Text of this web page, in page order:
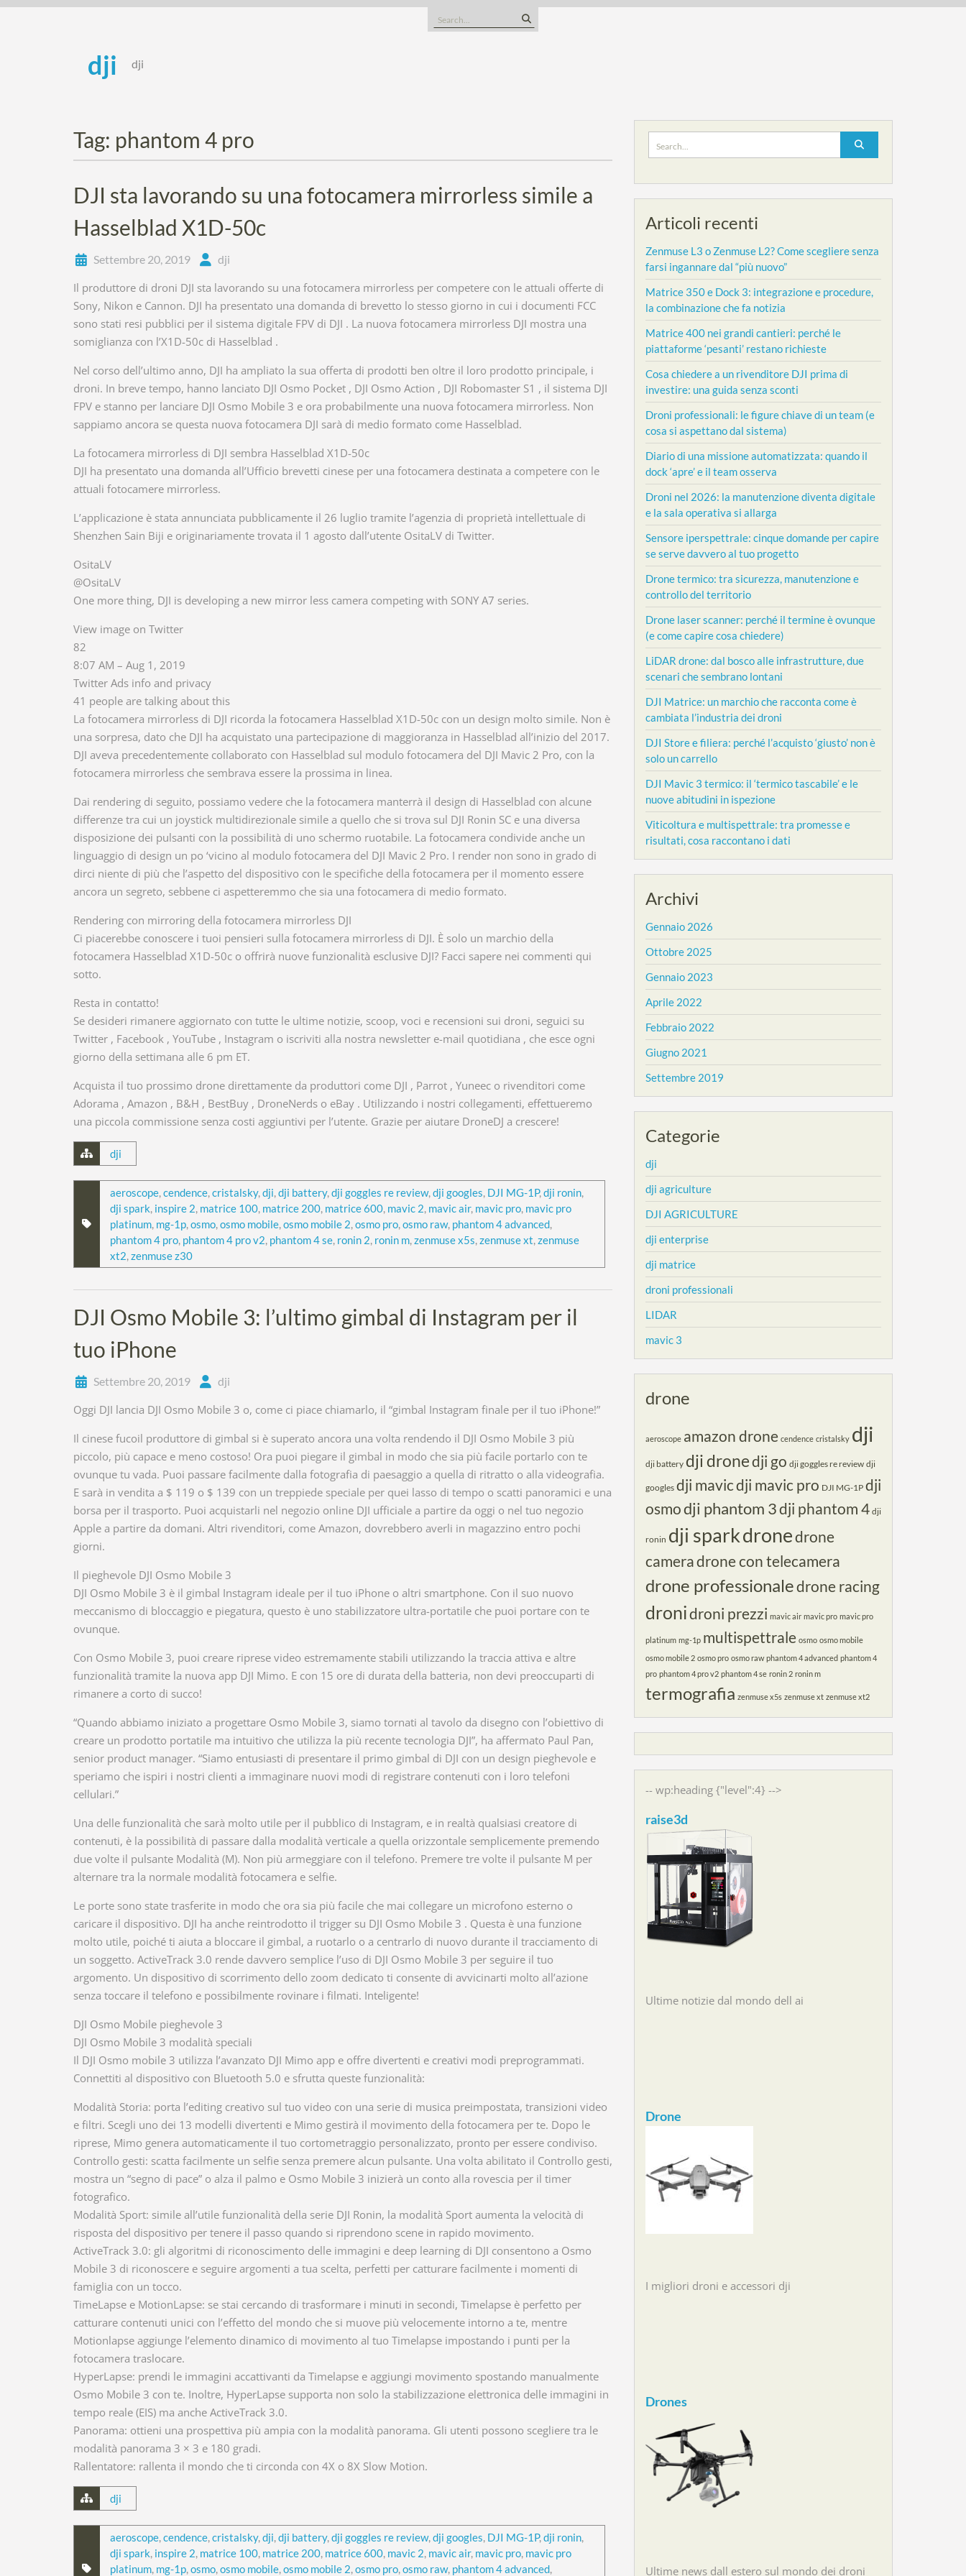
Skip
Search
for:
dji dji
Tag: phantom 4 pro
DJI sta lavorando su una fotocamera mirrorless simile a
Hasselblad X1D-50c
Settembre 20, 2019 dji
Il produttore di droni DJI sta lavorando su una fotocamera mirrorless per competere con le attuali offerte di
Sony, Nikon e Cannon. DJI ha presentato una domanda di brevetto lo stesso giorno in cui i documenti FCC
sono stati resi pubblici per il sistema digitale FPV di DJI . La nuova fotocamera mirrorless DJI mostra una
somiglianza con l’X1D-50c di Hasselblad .
Nel corso dell’ultimo anno, DJI ha ampliato la sua offerta di prodotti ben oltre il loro prodotto principale, i
droni. In breve tempo, hanno lanciato DJI Osmo Pocket , DJI Osmo Action , DJI Robomaster S1 , il sistema DJI
FPV e stanno per lanciare DJI Osmo Mobile 3 e ora probabilmente una nuova fotocamera mirrorless. Non
sappiamo ancora se questa nuova fotocamera DJI sarà di medio formato come Hasselblad.
La fotocamera mirrorless di DJI sembra Hasselblad X1D-50c
DJI ha presentato una domanda all’Ufficio brevetti cinese per una fotocamera destinata a competere con le
attuali fotocamere mirrorless.
L’applicazione è stata annunciata pubblicamente il 26 luglio tramite l’agenzia di proprietà intellettuale di
Shenzhen Sain Biji e originariamente trovata il 1 agosto dall’utente OsitaLV di Twitter.
OsitaLV
@OsitaLV
One more thing, DJI is developing a new mirror less camera competing with SONY A7 series.
View image on Twitter
82
8:07 AM – Aug 1, 2019
Twitter Ads info and privacy
41 people are talking about this
La fotocamera mirrorless di DJI ricorda la fotocamera Hasselblad X1D-50c con un design molto simile. Non è
una sorpresa, dato che DJI ha acquistato una partecipazione di maggioranza in Hasselblad all’inizio del 2017.
DJI aveva precedentemente collaborato con Hasselblad sul modulo fotocamera del DJI Mavic 2 Pro, con la
fotocamera mirrorless che sembrava essere la prossima in linea.
Dai rendering di seguito, possiamo vedere che la fotocamera manterrà il design di Hasselblad con alcune
differenze tra cui un joystick multidirezionale simile a quello che si trova sul DJI Ronin SC e una diversa
disposizione dei pulsanti con la possibilità di uno schermo ruotabile. La fotocamera condivide anche un
linguaggio di design un po ‘vicino al modulo fotocamera del DJI Mavic 2 Pro. I render non sono in grado di
dirci niente di più che l’aspetto del dispositivo con le specifiche della fotocamera per il momento essere
ancora un segreto, sebbene ci aspetteremmo che sia una fotocamera di medio formato.
Rendering con mirroring della fotocamera mirrorless DJI
Ci piacerebbe conoscere i tuoi pensieri sulla fotocamera mirrorless di DJI. È solo un marchio della
fotocamera Hasselblad X1D-50c o offrirà nuove funzionalità esclusive DJI? Facci sapere nei commenti qui
sotto.
Resta in contatto!
Se desideri rimanere aggiornato con tutte le ultime notizie, scoop, voci e recensioni sui droni, seguici su
Twitter , Facebook , YouTube , Instagram o iscriviti alla nostra newsletter e-mail quotidiana , che esce ogni
giorno della settimana alle 6 pm ET.
Acquista il tuo prossimo drone direttamente da produttori come DJI , Parrot , Yuneec o rivenditori come
Adorama , Amazon , B&H , BestBuy , DroneNerds o eBay . Utilizzando i nostri collegamenti, effettueremo
una piccola commissione senza costi aggiuntivi per l’utente. Grazie per aiutare DroneDJ a crescere!
dji
aeroscope,cendence,cristalsky,dji,dji battery,dji goggles re review,dji googles, DJI MG-1P,dji ronin,
dji spark, inspire 2, matrice 100, matrice 200, matrice 600, mavic 2, mavic air, mavic pro, mavic pro
platinum, mg-1p,osmo,osmo mobile,osmo mobile 2,osmo pro,osmo raw, phantom 4 advanced,
phantom 4 pro, phantom 4 pro v2, phantom 4 se, ronin 2, ronin m,zenmuse x5s,zenmuse xt,zenmuse
xt2,zenmuse z30
DJI Osmo Mobile 3: l’ultimo gimbal di Instagram per il
tuo iPhone
Settembre 20, 2019 dji
Oggi DJI lancia DJI Osmo Mobile 3 o, come ci piace chiamarlo, il “gimbal Instagram finale per il tuo iPhone!”
Il cinese fucoil produttore di gimbal si è superato ancora una volta rendendo il DJI Osmo Mobile 3 più
piccolo, più capace e meno costoso! Ora puoi piegare il gimbal in modo che sia più facile portarlo con te
ovunque tu vada. Puoi passare facilmente dalla fotografia di paesaggio a quella di ritratto o alla videografia.
E sarà in vendita a $ 119 o $ 139 con un treppiede speciale per quei lasso di tempo o scatti panoramici e una
borsa per il trasporto. Puoi acquistarli nel negozio online DJI ufficiale a partire da oggi o nel tuo negozio
Apple a partire da domani. Altri rivenditori, come Amazon, dovrebbero averli in magazzino entro pochi
giorni.
Il pieghevole DJI Osmo Mobile 3
DJI Osmo Mobile 3 è il gimbal Instagram ideale per il tuo iPhone o altri smartphone. Con il suo nuovo
meccanismo di bloccaggio e piegatura, questo è uno stabilizzatore ultra-portatile che puoi portare con te
ovunque.
Con Osmo Mobile 3, puoi creare riprese video estremamente stabili utilizzando la traccia attiva e altre
funzionalità tramite la nuova app DJI Mimo. E con 15 ore di durata della batteria, non devi preoccuparti di
rimanere a corto di succo!
“Quando abbiamo iniziato a progettare Osmo Mobile 3, siamo tornati al tavolo da disegno con l’obiettivo di
creare un prodotto portatile ma intuitivo che utilizza la più recente tecnologia DJI”, ha affermato Paul Pan,
senior product manager. “Siamo entusiasti di presentare il primo gimbal di DJI con un design pieghevole e
speriamo che ispiri i nostri clienti a immaginare nuovi modi di registrare contenuti con i loro telefoni
cellulari.”
Una delle funzionalità che sarà molto utile per il pubblico di Instagram, e in realtà qualsiasi creatore di
contenuti, è la possibilità di passare dalla modalità verticale a quella orizzontale semplicemente premendo
due volte il pulsante Modalità (M). Non più armeggiare con il telefono. Premere tre volte il pulsante M per
alternare tra la normale modalità fotocamera e selfie.
Le porte sono state trasferite in modo che ora sia più facile che mai collegare un microfono esterno o
caricare il dispositivo. DJI ha anche reintrodotto il trigger su DJI Osmo Mobile 3 . Questa è una funzione
molto utile, poiché ti aiuta a bloccare il gimbal, a ruotarlo o a centrarlo di nuovo durante il tracciamento di
un soggetto. ActiveTrack 3.0 rende davvero semplice l’uso di DJI Osmo Mobile 3 per seguire il tuo
argomento. Un dispositivo di scorrimento dello zoom dedicato ti consente di avvicinarti molto all’azione
senza toccare il telefono e possibilmente rovinare i filmati. Inteligente!
DJI Osmo Mobile pieghevole 3
DJI Osmo Mobile 3 modalità speciali
Il DJI Osmo mobile 3 utilizza l’avanzato DJI Mimo app e offre divertenti e creativi modi preprogrammati.
Connettiti al dispositivo con Bluetooth 5.0 e sfrutta queste funzionalità:
Modalità Storia: porta l’editing creativo sul tuo video con una serie di musica preimpostata, transizioni video
e filtri. Scegli uno dei 13 modelli divertenti e Mimo gestirà il movimento della fotocamera per te. Dopo le
riprese, Mimo genera automaticamente il tuo cortometraggio personalizzato, pronto per essere condiviso.
Controllo gesti: scatta facilmente un selfie senza premere alcun pulsante. Una volta abilitato il Controllo gesti,
mostra un “segno di pace” o alza il palmo e Osmo Mobile 3 inizierà un conto alla rovescia per il timer
fotografico.
Modalità Sport: simile all’utile funzionalità della serie DJI Ronin, la modalità Sport aumenta la velocità di
risposta del dispositivo per tenere il passo quando si riprendono scene in rapido movimento.
ActiveTrack 3.0: gli algoritmi di riconoscimento delle immagini e deep learning di DJI consentono a Osmo
Mobile 3 di riconoscere e seguire argomenti a tua scelta, perfetti per catturare facilmente i momenti di
famiglia con un tocco.
TimeLapse e MotionLapse: se stai cercando di trasformare i minuti in secondi, Timelapse è perfetto per
catturare contenuti unici con l’effetto del mondo che si muove più velocemente intorno a te, mentre
Motionlapse aggiunge l’elemento dinamico di movimento al tuo Timelapse impostando i punti per la
fotocamera traslocare.
HyperLapse: prendi le immagini accattivanti da Timelapse e aggiungi movimento spostando manualmente
Osmo Mobile 3 con te. Inoltre, HyperLapse supporta non solo la stabilizzazione elettronica delle immagini in
tempo reale (EIS) ma anche ActiveTrack 3.0.
Panorama: ottieni una prospettiva più ampia con la modalità panorama. Gli utenti possono scegliere tra le
modalità panorama 3 × 3 e 180 gradi.
Rallentatore: rallenta il mondo che ti circonda con 4X o 8X Slow Motion.
dji
aeroscope,cendence,cristalsky,dji,dji battery,dji goggles re review,dji googles, DJI MG-1P,dji ronin,
dji spark, inspire 2, matrice 100, matrice 200, matrice 600, mavic 2, mavic air, mavic pro, mavic pro
platinum, mg-1p,osmo,osmo mobile,osmo mobile 2,osmo pro,osmo raw, phantom 4 advanced,
for:
Articoli recenti
Zenmuse L3 o Zenmuse L2? Come scegliere senza
farsi ingannare dal “più nuovo”
Matrice 350 e Dock 3: integrazione e procedure,
la combinazione che fa notizia
Matrice 400 nei grandi cantieri: perché le
piattaforme ‘pesanti’ restano richieste
Cosa chiedere a un rivenditore DJI prima di
investire: una guida senza sconti
Droni professionali: le figure chiave di un team (e
cosa si aspettano dal sistema)
Diario di una missione automatizzata: quando il
dock ‘apre’ e il team osserva
Droni nel 2026: la manutenzione diventa digitale
e la sala operativa si allarga
Sensore iperspettrale: cinque domande per capire
se serve davvero al tuo progetto
Drone termico: tra sicurezza, manutenzione e
controllo del territorio
Drone laser scanner: perché il termine è ovunque
(e come capire cosa chiedere)
LiDAR drone: dal bosco alle infrastrutture, due
scenari che sembrano lontani
DJI Matrice: un marchio che racconta come è
cambiata l’industria dei droni
DJI Store e filiera: perché l’acquisto ‘giusto’ non è
solo un carrello
DJI Mavic 3 termico: il ‘termico tascabile’ e le
nuove abitudini in ispezione
Viticoltura e multispettrale: tra promesse e
risultati, cosa raccontano i dati
Archivi
Gennaio 2026
Ottobre 2025
Gennaio 2023
Aprile 2022
Febbraio 2022
Giugno 2021
Settembre 2019
Categorie
dji
dji agriculture
DJI AGRICULTURE
dji enterprise
dji matrice
droni professionali
LIDAR
mavic 3
drone
aeroscope amazon drone cendence cristalsky dji
dji battery dji dronedji go dji goggles re review dji
googles dji mavicdji mavic pro DJI MG-1P dji
osmodji phantom 3dji phantom 4 dji
ronin dji sparkdronedrone
cameradrone con telecamera
drone professionaledrone racing
dronidroni prezzi mavic air mavic pro mavic pro
platinum mg-1p multispettrale osmo osmo mobile
osmo mobile 2 osmo pro osmo raw phantom 4 advanced phantom 4
pro phantom 4 pro v2 phantom 4 se ronin 2 ronin m
termografia zenmuse x5s zenmuse xt zenmuse xt2
-- wp:heading {"level":4} -->
raise3d
Ultime notizie dal mondo dell ai
Drone
I migliori droni e accessori dji
Drones
Ultime news dall estero sul mondo dei droni